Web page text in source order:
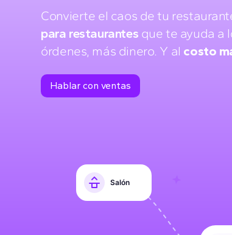
Convierte el caos de tu
para restaurantes que te ayuda a
órdenes, más dinero. Y al costo
Hablar con ventas
Salón